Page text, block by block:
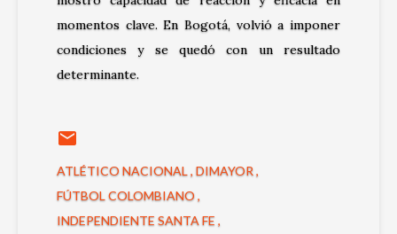
momentos clave. En Bogotá, volvió a imponer
condiciones y se quedó con un resultado
determinante.
ATLÉTICO NACIONAL DIMAYOR
FÚTBOL COLOMBIANO
INDEPENDIENTE SANTA FE